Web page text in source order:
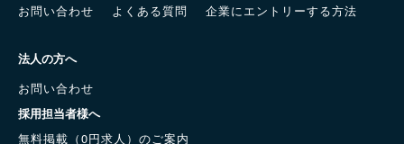
お問い合わせ
よくある質問 企業にエントリーする方法
法人の方へ
お問い合わせ
採用担当者様へ
無料掲載（0円求人）のご案内